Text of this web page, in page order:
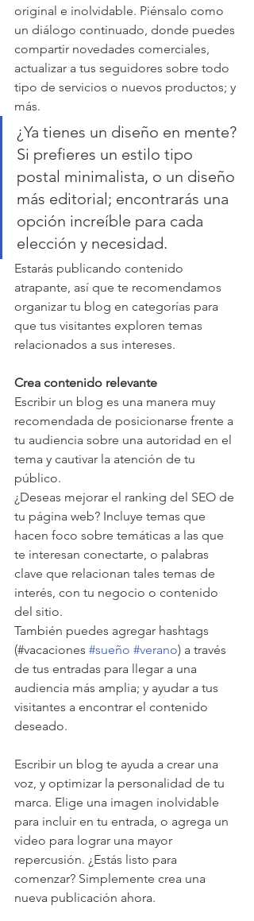
original e inolvidable. Piénsalo como
un diálogo continuado, donde puedes
compartir novedades comerciales,
actualizar a tus seguidores sobre todo
tipo de servicios o nuevos productos; y
más.
¿Ya tienes un diseño en mente?
Si prefieres un estilo tipo
postal minimalista, o un diseño
más editorial; encontrarás una
opción increíble para cada
elección y necesidad.
Estarás publicando contenido
atrapante, así que te recomendamos
organizar tu blog en categorías para
que tus visitantes exploren temas
relacionados a sus intereses.
Crea contenido relevante
Escribir un blog es una manera muy
recomendada de posicionarse frente a
tu audiencia sobre una autoridad en el
tema y cautivar la atención de tu
público.
¿Deseas mejorar el ranking del SEO de
tu página web? Incluye temas que
hacen foco sobre temáticas a las que
te interesan conectarte, o palabras
clave que relacionan tales temas de
interés, con tu negocio o contenido
del sitio.
También puedes agregar hashtags
(#vacaciones #sueño #verano) a través
de tus entradas para llegar a una
audiencia más amplia; y ayudar a tus
visitantes a encontrar el contenido
deseado.
Escribir un blog te ayuda a crear una
voz, y optimizar la personalidad de tu
marca. Elige una imagen inolvidable
para incluir en tu entrada, o agrega un
video para lograr una mayor
repercusión. ¿Estás listo para
comenzar? Simplemente crea una
nueva publicación ahora.